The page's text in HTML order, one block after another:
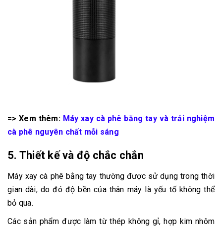
=> Xem thêm: Máy xay cà phê bằng tay và trải nghiệm
cà phê nguyên chất mỗi sáng
5. Thiết kế và độ chắc chắn
Máy xay cà phê bằng tay thường được sử dụng trong thời
gian dài, do đó độ bền của thân máy là yếu tố không thể
bỏ qua.
Các sản phẩm được làm từ thép không gỉ, hợp kim nhôm